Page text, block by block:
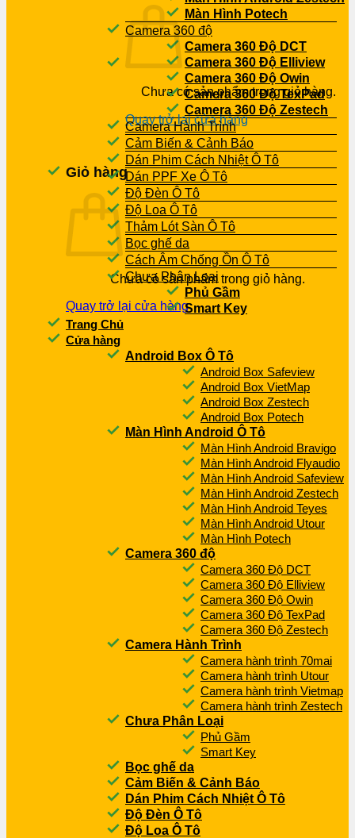
Chưa có sản phẩm trong giỏ hàng.
Quay trở lại cửa hàng
Giỏ hàng
Chưa có sản phẩm trong giỏ hàng.
Quay trở lại cửa hàng
Màn Hình Potech
Camera 360 độ
Camera 360 Độ DCT
Camera 360 Độ Elliview
Camera 360 Độ Owin
Camera 360 Độ TexPad
Camera 360 Độ Zestech
Camera Hành Trình
Cảm Biến & Cảnh Báo
Dán Phim Cách Nhiệt Ô Tô
Dán PPF Xe Ô Tô
Độ Đèn Ô Tô
Độ Loa Ô Tô
Thảm Lót Sàn Ô Tô
Bọc ghế da
Cách Âm Chống Ồn Ô Tô
Chưa Phân Loại
Phủ Gầm
Smart Key
Trang Chủ
Cửa hàng
Android Box Ô Tô
Android Box Safeview
Android Box VietMap
Android Box Zestech
Android Box Potech
Màn Hình Android Ô Tô
Màn Hình Android Bravigo
Màn Hình Android Flyaudio
Màn Hình Android Safeview
Màn Hình Android Zestech
Màn Hình Android Teyes
Màn Hình Android Utour
Màn Hình Potech
Camera 360 độ
Camera 360 Độ DCT
Camera 360 Độ Elliview
Camera 360 Độ Owin
Camera 360 Độ TexPad
Camera 360 Độ Zestech
Camera Hành Trình
Camera hành trình 70mai
Camera hành trình Utour
Camera hành trình Vietmap
Camera hành trình Zestech
Chưa Phân Loại
Phủ Gầm
Smart Key
Bọc ghế da
Cảm Biến & Cảnh Báo
Dán Phim Cách Nhiệt Ô Tô
Độ Đèn Ô Tô
Độ Loa Ô Tô